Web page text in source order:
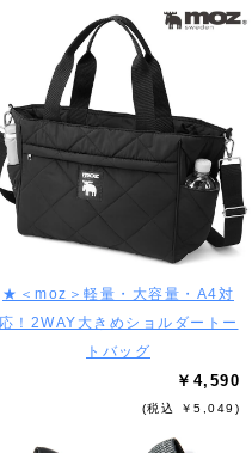
★＜moz＞軽量・大容量・A4対
応！2WAY大きめショルダートー
トバッグ
￥4,590
(税込 ￥5,049)